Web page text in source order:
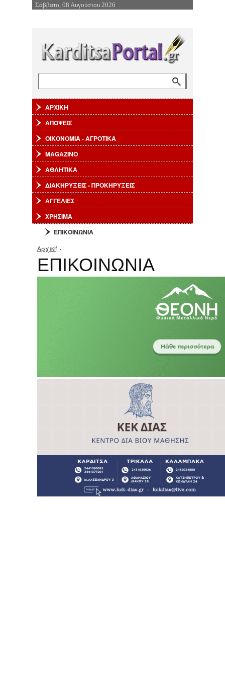
Επιστροφή στην Πλοήγηση
Σάββατο, 08 Αυγούστου 2026
ΑΡΧΙΚΗ
ΑΠΟΨΕΙΣ
ΟΙΚΟΝΟΜΙΑ - ΑΓΡΟΤΙΚΑ
MAGAZINO
ΑΘΛΗΤΙΚΑ
ΔΙΑΚΗΡΥΞΕΙΣ - ΠΡΟΚΗΡΥΞΕΙΣ
ΑΓΓΕΛΙΕΣ
ΧΡΗΣΙΜΑ
ΕΠΙΚΟΙΝΩΝΙΑ
Είστε εδώ
Αρχική ›
ΕΠΙΚΟΙΝΩΝΙΑ